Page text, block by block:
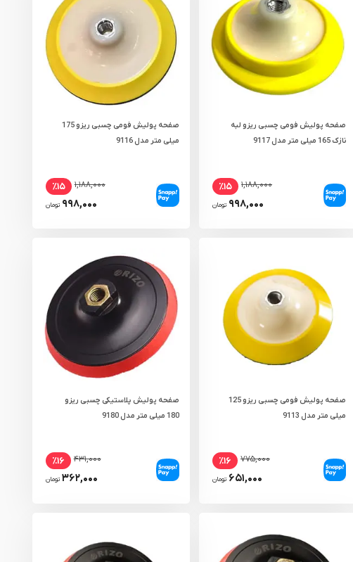
صفحه پولیش فومی چسبی ریزو لبه
نازک 165 میلی‌ متر مدل 9117
۱,۱۸۸,۰۰۰ ٪۱۵
۹۹۸,۰۰۰ تومان
صفحه پولیش فومی چسبی ریزو 175
میلی‌ متر مدل 9116
۱,۱۸۸,۰۰۰ ٪۱۵
۹۹۸,۰۰۰ تومان
صفحه پولیش فومی چسبی ریزو 125
میلی‌ متر مدل 9113
۷۷۵,۰۰۰ ٪۱۶
۶۵۱,۰۰۰ تومان
صفحه پولیش پلاستیکی چسبی ریزو
180 میلی‌ متر مدل 9180
۴۳۱,۰۰۰ ٪۱۶
۳۶۲,۰۰۰ تومان